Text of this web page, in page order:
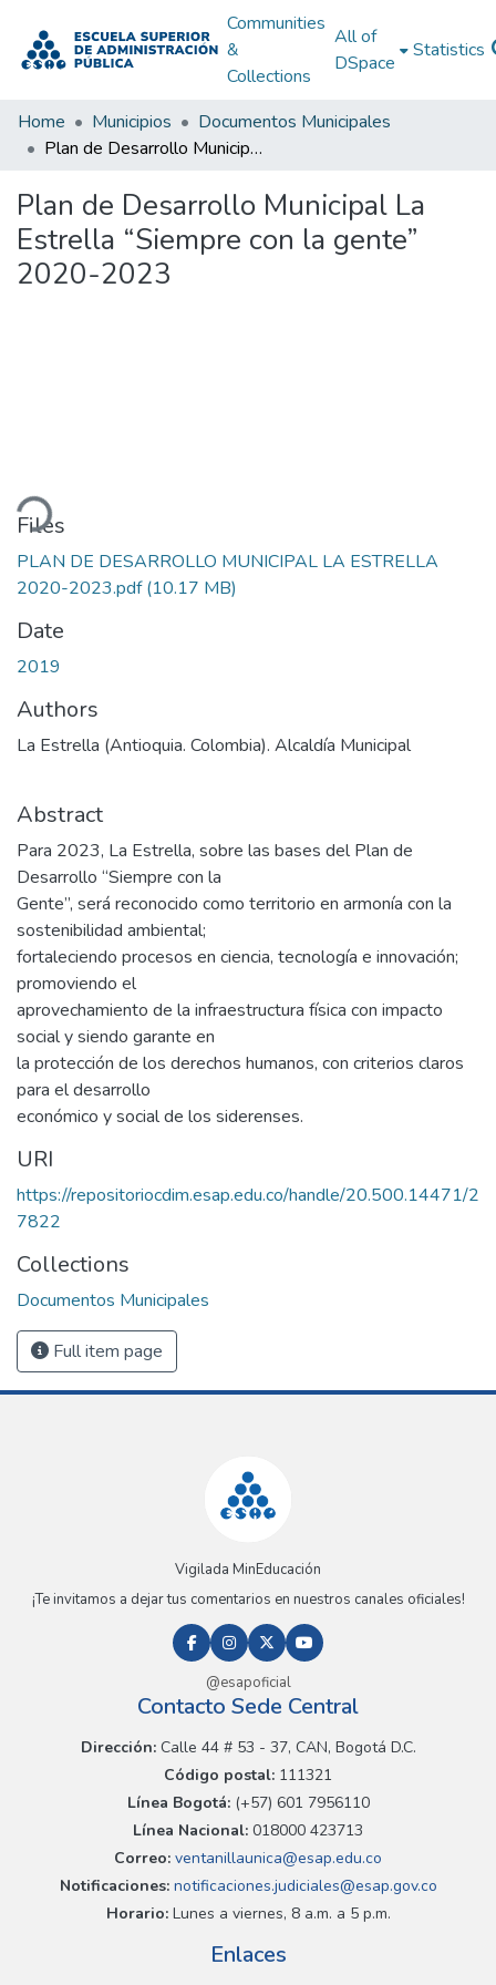
Communities
&
Collections
All of
DSpace
Statistics
Home Municipios
Documentos Municipales
Plan de Desarrollo Municipal La Estrella “Siempre con la gente” 2020-2023
Plan de Desarrollo Municipal La
Estrella “Siempre con la gente”
2020-2023
Files
PLAN DE DESARROLLO MUNICIPAL LA ESTRELLA
2020-2023.pdf(10.17 MB)
Date
2019
Authors
La Estrella (Antioquia. Colombia). Alcaldía Municipal
Abstract
Para 2023, La Estrella, sobre las bases del Plan de
Desarrollo “Siempre con la
Gente”, será reconocido como territorio en armonía con la
sostenibilidad ambiental;
fortaleciendo procesos en ciencia, tecnología e innovación;
promoviendo el
aprovechamiento de la infraestructura física con impacto
social y siendo garante en
la protección de los derechos humanos, con criterios claros
para el desarrollo
económico y social de los siderenses.
URI
https://repositoriocdim.esap.edu.co/handle/20.500.14471/2
7822
Collections
Documentos Municipales
Full item page
Vigilada MinEducación
¡Te invitamos a dejar tus comentarios en nuestros canales oficiales!
@esapoficial
Contacto Sede Central
Dirección:Calle 44 # 53 - 37, CAN, Bogotá D.C.
Código postal: 111321
Línea Bogotá:(+57) 601 7956110
Línea Nacional: 018000 423713
Correo: ventanillaunica@esap.edu.co
Notificaciones:notificaciones.judiciales@esap.gov.co
Horario:Lunes a viernes, 8 a.m. a 5 p.m.
Enlaces